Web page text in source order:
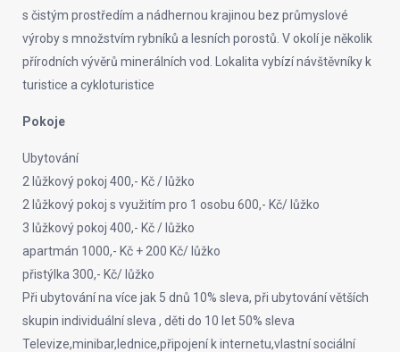
s čistým prostředím a nádhernou krajinou bez průmyslové
výroby s množstvím rybníků a lesních porostů. V okolí je několik
přírodních vývěrů minerálních vod. Lokalita vybízí návštěvníky k
turistice a cykloturistice
Pokoje
Ubytování
2 lůžkový pokoj 400,- Kč / lůžko
2 lůžkový pokoj s využitím pro 1 osobu 600,- Kč/ lůžko
3 lůžkový pokoj 400,- Kč / lůžko
apartmán 1000,- Kč + 200 Kč/ lůžko
přistýlka 300,- Kč/ lůžko
Při ubytování na více jak 5 dnů 10% sleva, při ubytování větších
skupin individuální sleva , děti do 10 let 50% sleva
Televize,minibar,lednice,připojení k internetu,vlastní sociální